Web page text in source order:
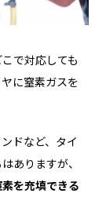
で対応しても
に窒素ガスを
ドなど、タイ
ありますが、
を充填できる